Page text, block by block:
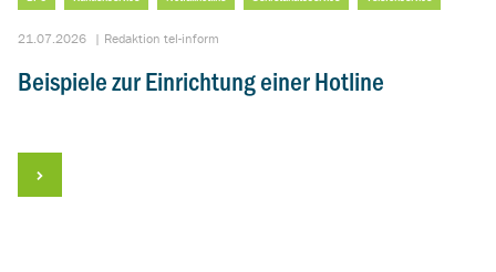
21.07.2026 | Redaktion tel-inform
Beispiele zur Einrichtung einer Hotline